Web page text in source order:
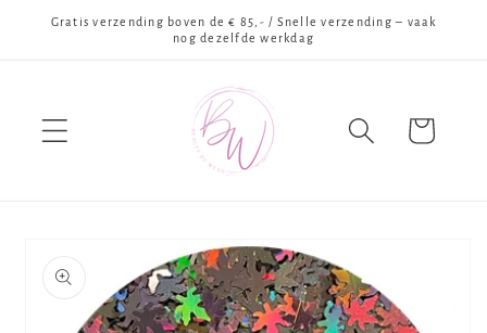
naar de
Gratis verzending boven de € 85,- / Snelle verzending – vaak
nog dezelfde werkdag
Winkelwagen